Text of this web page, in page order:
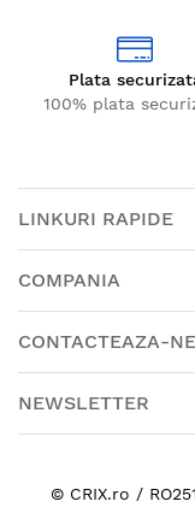
Plata
100% plata
LINKURI RAPIDE
COMPANIA
CONTACTEAZA-
NEWSLETTER
© CRIX.ro /